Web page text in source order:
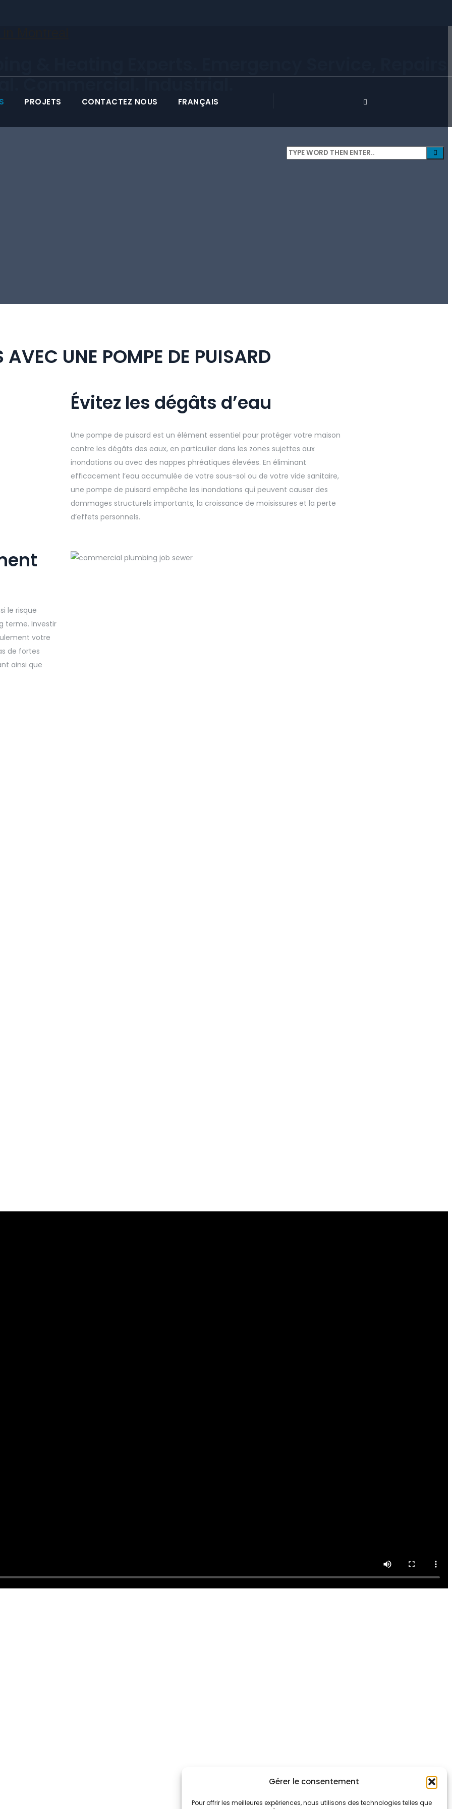
Gérer le consentement
Pour offrir les meilleures expériences, nous utilisons des technologies telles que
& Heating Experts. Emergency Service, Repairs
Commercial. Industrial.
PROJETS CONTACTEZ NOUS FRANÇAIS
UNE POMPE DE PUISARD
Évitez les dégâts d’eau
Une pompe de puisard est un élément essentiel pour protéger votre maison
contre les dégâts des eaux, en particulier dans les zones sujettes aux
inondations ou avec des nappes phréatiques élevées. En éliminant
efficacement l’eau accumulée de votre sous-sol ou de votre vide sanitaire,
une pompe de puisard empêche les inondations qui peuvent causer des
dommages structurels importants, la croissance de moisissures et la perte
d’effets personnels.
le risque
terme. Investir
votre
de fortes
ainsi que